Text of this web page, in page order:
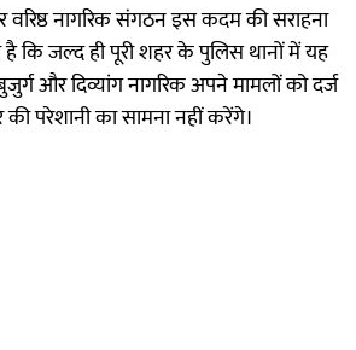
वरिष्ठ नागरिक संगठन इस कदम की सराहना
कि जल्द ही पूरी शहर के पुलिस थानों में यह
और दिव्यांग नागरिक अपने मामलों को दर्ज
की परेशानी का सामना नहीं करेंगे।